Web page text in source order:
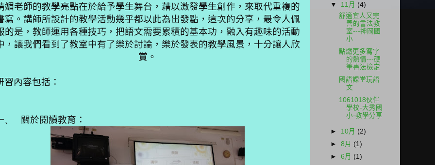
媚老師的教學亮點在於給予學生舞台，藉以激發學生創作，來取代重複的
寫。講師所設計的教學活動幾乎都以此為出發點，這次的分享，最令人佩
的是， 教師運用各種技巧，把語文需要累積的基本功，融入有趣味的活動
， 讓我們看到了教室中有了樂於討論，樂於發表的教學風景，十分讓人欣
賞。
習內容包括：
、 關於閱讀教育：
▼ 11月 (4)
舒適宜人又完
善的書法教
室---神岡國
小
點燃更多寫字
的熱情---硬
筆書法檢定
國語課堂玩語
文
1061018伙伴
學校-大秀國
小-教學分享
► 10月 (2)
►8月 (1)
►6月 (1)